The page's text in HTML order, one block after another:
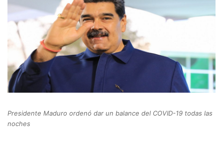
Presidente Maduro ordenó dar un balance del COVID-19 todas las
noches